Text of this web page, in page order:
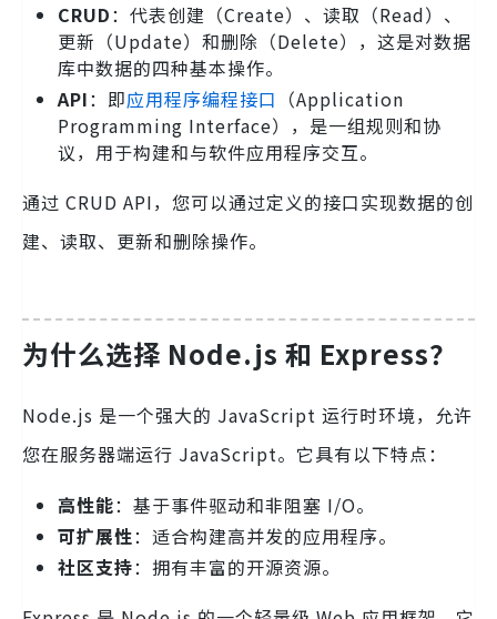
CRUD：代表创建（Create）、读取（Read）、
更新（Update）和删除（Delete），这是对数据
库中数据的四种基本操作。
API：即应用程序编程接口 （Application
Programming Interface），是一组规则和协
议，用于构建和与软件应用程序交互。
通过 CRUD API，您可以通过定义的接口实现数据的创
建、读取、更新和删除操作。
为什么选择 Node.js 和 Express？
Node.js 是一个强大的 JavaScript 运行时环境，允许
您在服务器端运行 JavaScript。它具有以下特点：
高性能：基于事件驱动和非阻塞 I/O。
可扩展性：适合构建高并发的应用程序。
社区支持：拥有丰富的开源资源。